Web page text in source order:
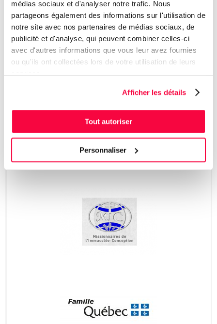
médias sociaux et d'analyser notre trafic. Nous
partageons également des informations sur l'utilisation de
notre site avec nos partenaires de médias sociaux, de
publicité et d'analyse, qui peuvent combiner celles-ci
avec d'autres informations que vous leur avez fournies
ou qu'ils ont collectées lors de votre utilisation de leurs
services.
Afficher les détails
Tout autoriser
Personnaliser
Fondation Jeanne-Esther
Fondation Yvan Morin